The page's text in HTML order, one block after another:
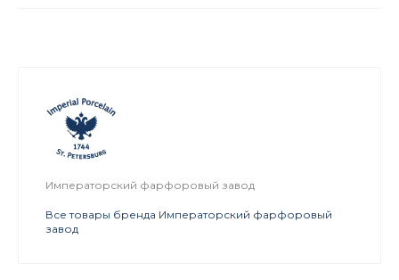
Императорский фарфоровый завод
Все товары бренда Императорский фарфоровый
завод